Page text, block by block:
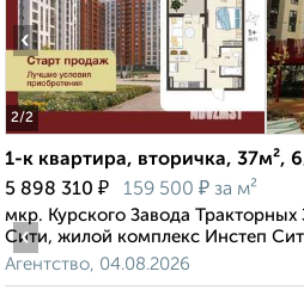
2/2
‹
1-к квартира, вторичка, 37м²,
5 898 310 ₽ 159 500 ₽ за м²
мкр. Курского Завода
Сити, жилой комплекс Инстеп
Агентство, 04.08.2026
‹